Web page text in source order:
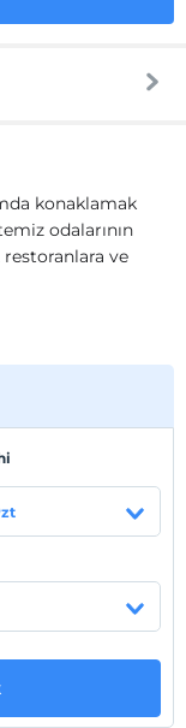
konaklamak
odalarının
restoranlara ve
hizmet
kurutma
olanaklar